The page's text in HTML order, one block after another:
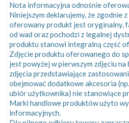
Nota informacyjna odnośnie
Niniejszym deklarujemy, że zgodnie
oferowany produkt jest oryginalny,
od wad oraz pochodzi z legalnej
produktu stanowi integralną część
Zdjęcie produktu oferowanego do
jest powyżej w pierwszym zdjęciu
zdjęcia przedstawiające
obejmować dodatkowe akcesoria
ubiór użytkownika) nie stanowiące
Marki handlowe produktów użyto
informacyjnych.